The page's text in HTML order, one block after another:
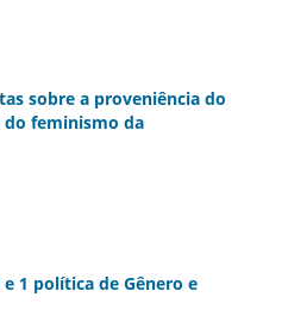
sobre a proveniência do
feminismo da
1 política de Gênero e